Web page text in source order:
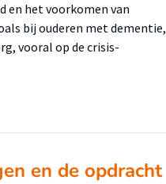
en het voorkomen van
bij ouderen met dementie,
vooral op de crisis-
en de opdracht